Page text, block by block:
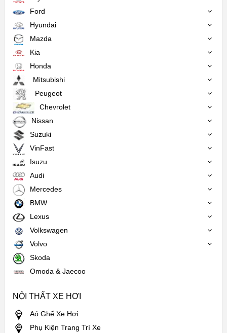
Ford
Hyundai
Mazda
Kia
Honda
Mitsubishi
Peugeot
Chevrolet
Nissan
Suzuki
VinFast
Isuzu
Audi
Mercedes
BMW
Lexus
Volkswagen
Volvo
Skoda
Omoda & Jaecoo
NỘI THẤT XE HƠI
Aó Ghế Xe Hơi
Phụ Kiện Trang Trí Xe